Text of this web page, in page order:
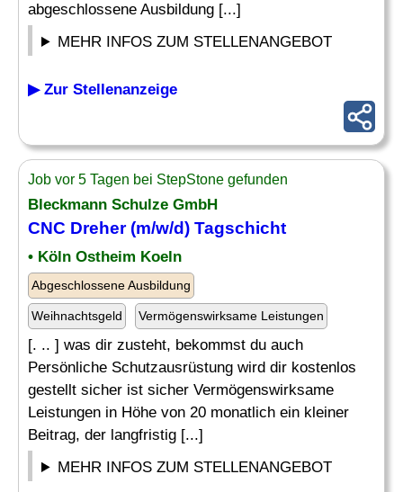
abgeschlossene Ausbildung [...]
MEHR INFOS ZUM STELLENANGEBOT
▶ Zur Stellenanzeige
Job vor 5 Tagen bei StepStone gefunden
Bleckmann Schulze GmbH
CNC Dreher (m/w/d) Tagschicht
• Köln Ostheim Koeln
Abgeschlossene Ausbildung
Weihnachtsgeld Vermögenswirksame Leistungen
[. .. ] was dir zusteht, bekommst du auch
Persönliche Schutzausrüstung wird dir kostenlos
gestellt sicher ist sicher Vermögenswirksame
Leistungen in Höhe von 20 monatlich ein kleiner
Beitrag, der langfristig [...]
MEHR INFOS ZUM STELLENANGEBOT